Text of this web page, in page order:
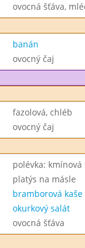
ovocná šťáva,
banán
ovocný čaj
fazolová, chléb
ovocný čaj
polévka:
platýs na másle
bramborová kaše
okurkový salát
ovocná šťáva